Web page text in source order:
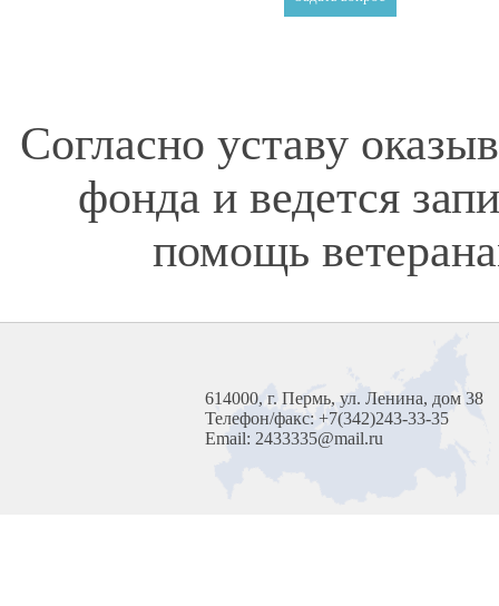
Согласно уставу
фонда и ведется
помощь
614000, г. Пермь, ул. Ленина, дом 38
Телефон/факс: +7(342)243-33-35
Email: 2433335@mail.ru